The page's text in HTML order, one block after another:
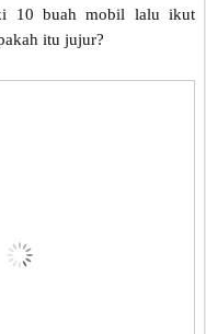
10 buah mobil lalu ikut
itu jujur?